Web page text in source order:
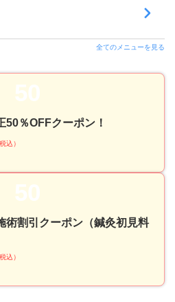
全てのメニューを見る
50
％OFFクーポン！
税込）
50
術割引クーポン（鍼灸初見料
税込）